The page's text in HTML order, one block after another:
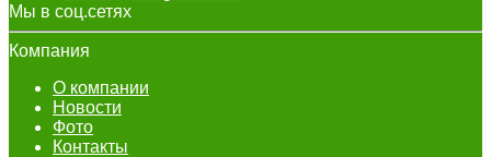
Мы в соц.сетях
Компания
О компании
Новости
Фото
Контакты